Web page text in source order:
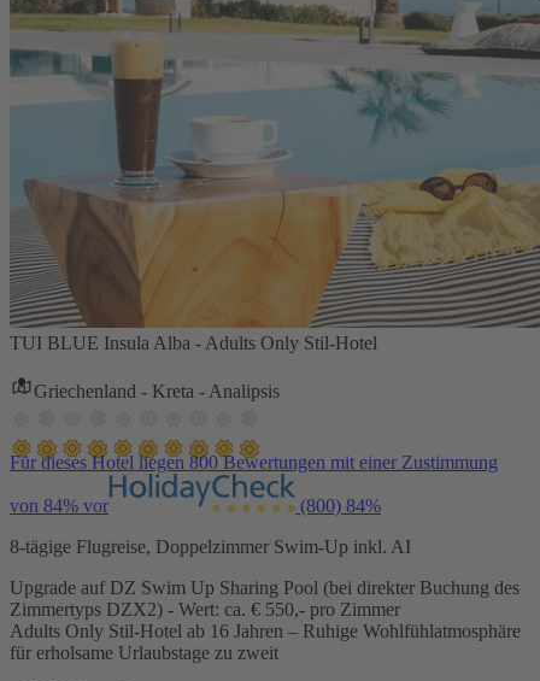
TUI BLUE Insula Alba - Adults Only Stil-Hotel
Griechenland - Kreta - Analipsis
Für dieses Hotel liegen 800 Bewertungen mit einer Zustimmung
von 84% vor (800) 84%
8-tägige Flugreise, Doppelzimmer Swim-Up inkl. AI
Upgrade auf DZ Swim Up Sharing Pool (bei direkter Buchung des
Zimmertyps DZX2) - Wert: ca. € 550,- pro Zimmer
Adults Only Stil-Hotel ab 16 Jahren – Ruhige Wohlfühlatmosphäre
für erholsame Urlaubstage zu zweit